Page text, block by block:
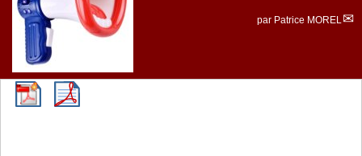
par Patrice MOREL